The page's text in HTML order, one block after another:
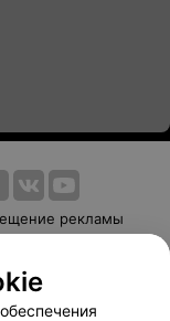
рекламы
оплаты